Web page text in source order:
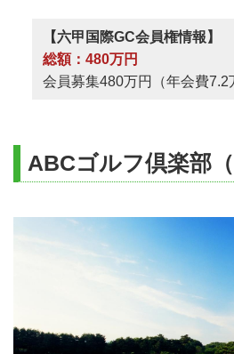
【六甲国際GC会員権情報】
総額：480万円
会員募集480万円（年会費7.2
ABCゴルフ倶楽部（